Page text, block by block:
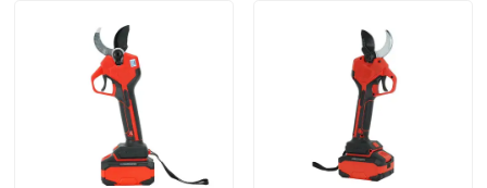
비디오
우리 에 관한 것